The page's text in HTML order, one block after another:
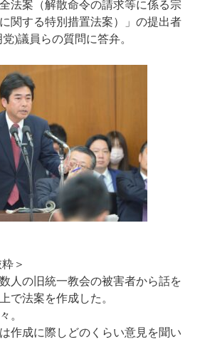
法案（解散命令の請求等に係る宗
関する特別措置法案）」の提出者
)議員らの質問に答弁。
＞
人の旧統一教会の被害者から話を
で法案を作成した。
。
作成に際しどのくらい意見を聞い